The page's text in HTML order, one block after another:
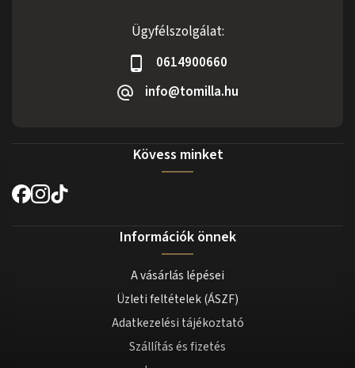
Ügyfélszolgálat:
0614900660
info@tomilla.hu
Kövess minket
Információk önnek
A vásárlás lépései
Üzleti feltételek (ÁSZF)
Adatkezelési tájékoztató
Szállítás és fizetés